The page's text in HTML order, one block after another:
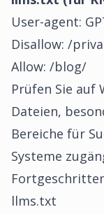
User-agent:
Disallow: /
Allow: /blog/
Prüfen Sie auf
Dateien,
Bereiche für
Systeme
llms.txt